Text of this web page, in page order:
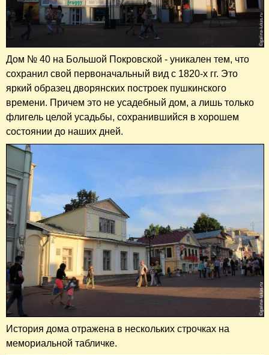
Дом № 40 на Большой Покровской - уникален тем, что
сохранил свой первоначальный вид с 1820-х гг. Это
яркий образец дворянских построек пушкинского
времени. Причем это не усадебный дом, а лишь только
флигель целой усадьбы, сохранившийся в хорошем
состоянии до наших дней.
История дома отражена в нескольких строчках на
мемориальной табличке.